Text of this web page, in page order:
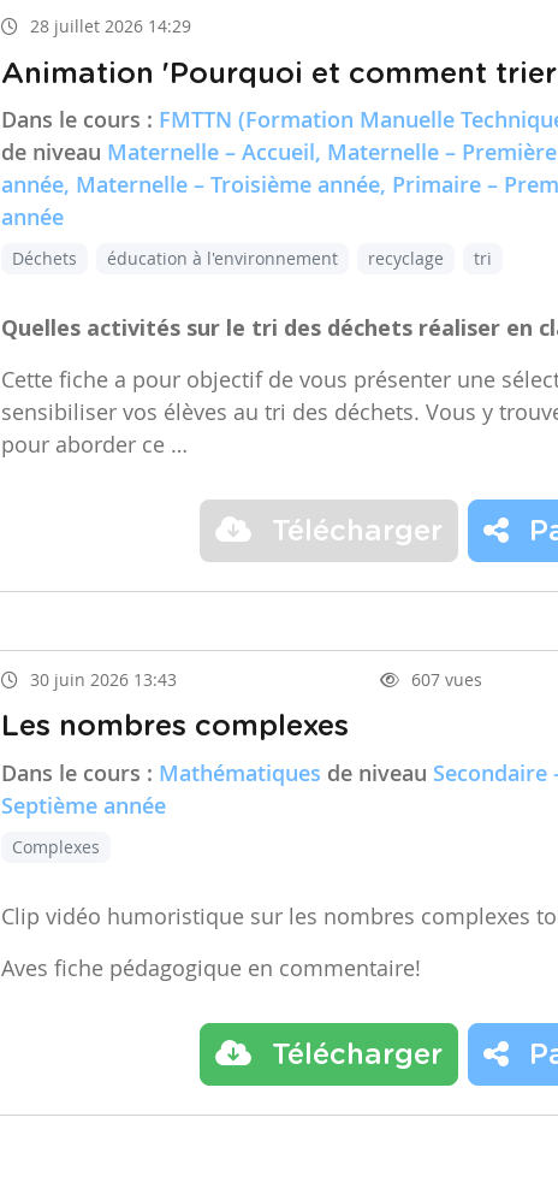
28 juillet 2026 14:29
Animation 'Pourquoi et comment trier
Dans le cours : FMTTN (Formation Manuelle
de niveau Maternelle – Accueil, Maternelle –
année, Maternelle – Troisième année, Primaire –
année
Déchets éducation à l'environnement recyclage tri
Quelles activités sur le tri des déchets réaliser en
Cette fiche a pour objectif de vous présenter une
sensibiliser vos élèves au tri des déchets. Vous y
pour aborder ce …
Télécharger
30 juin 2026 13:43 607 vues
Les nombres complexes
Dans le cours : Mathématiques de niveau Secondaire
Septième année
Complexes
Clip vidéo humoristique sur les nombres complexes
Aves fiche pédagogique en commentaire!
Télécharger